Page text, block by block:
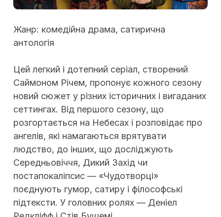
Жанр: комедійна драма, сатирична
антологія
Цей легкий і дотепний серіал, створений
Саймоном Річем, пропонує кожного сезону
новий сюжет у різних історичних і вигаданих
сеттингах. Від першого сезону, що
розгортається на Небесах і розповідає про
ангелів, які намагаються врятувати
людство, до інших, що досліджують
Середньовіччя, Дикий Захід чи
постапокаліпсис — «Чудотворці»
поєднують гумор, сатиру і філософські
підтексти. У головних ролях — Деніел